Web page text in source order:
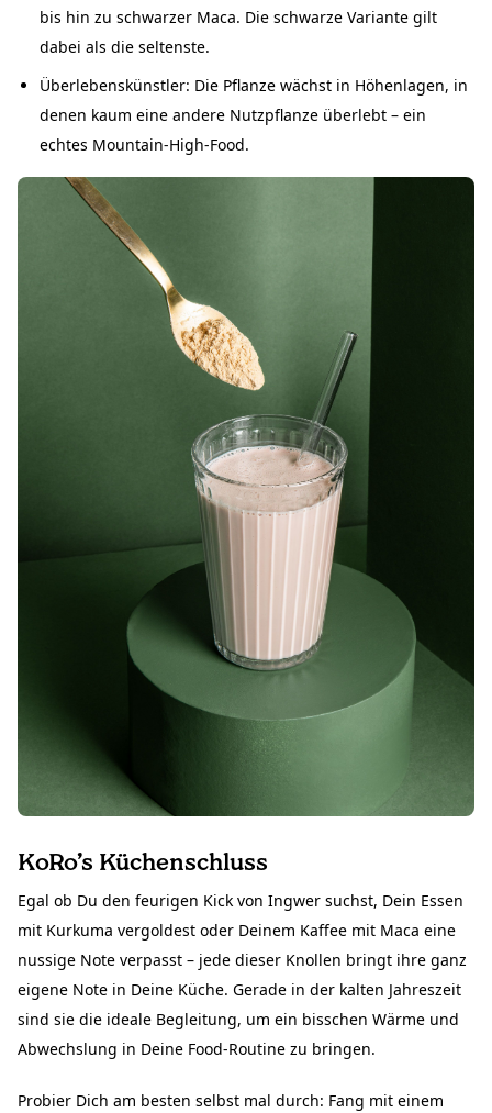
bis hin zu schwarzer Maca. Die schwarze Variante gilt
dabei als die seltenste.
Überlebenskünstler: Die Pflanze wächst in Höhenlagen, in
denen kaum eine andere Nutzpflanze überlebt – ein
echtes Mountain-High-Food.
KoRo’s Küchenschluss
Egal ob Du den feurigen Kick von Ingwer suchst, Dein Essen
mit Kurkuma vergoldest oder Deinem Kaffee mit Maca eine
nussige Note verpasst – jede dieser Knollen bringt ihre ganz
eigene Note in Deine Küche. Gerade in der kalten Jahreszeit
sind sie die ideale Begleitung, um ein bisschen Wärme und
Abwechslung in Deine Food-Routine zu bringen.
Probier Dich am besten selbst mal durch: Fang mit einem